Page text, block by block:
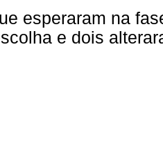
esperaram na
e dois